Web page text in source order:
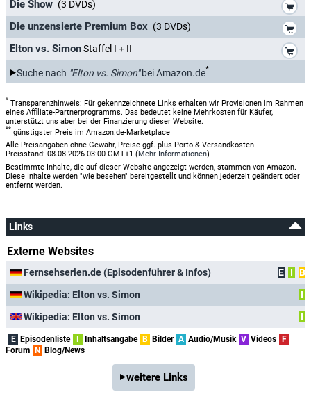
Die Show (3 DVDs)
Die unzensierte Premium Box (3 DVDs)
Elton vs. SimonStaffel I + II
Suche nach "Elton vs. Simon"bei Amazon.de*
* Transparenzhinweis: Für gekennzeichnete Links erhalten wir Provisionen im Rahmen
eines Affiliate-Partnerprogramms. Das bedeutet keine Mehrkosten für Käufer,
unterstützt uns aber bei der Finanzierung dieser Website.
** günstigster Preis im Amazon.de-Marketplace
Alle Preisangaben ohne Gewähr, Preise ggf. plus Porto & Versandkosten.
Preisstand: 08.08.2026 03:00 GMT+1 (Mehr Informationen)
Bestimmte Inhalte, die auf dieser Website angezeigt werden, stammen von Amazon.
Diese Inhalte werden "wie besehen" bereitgestellt und können jederzeit geändert oder
entfernt werden.
Links
Externe Websites
Fernsehserien.de (Episodenführer & Infos) E I
B
Wikipedia: Elton vs. Simon
I
Wikipedia: Elton vs. Simon
I
E Episodenliste Inhaltsangabe B Bilder A Audio/Musik V Videos
F
Forum
N Blog/News
weitere Links